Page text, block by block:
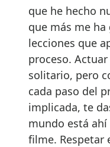
que he hecho
que más me
lecciones que
proceso.
solitario, pero
cada paso del
implicada, te
mundo está
filme. Respetar